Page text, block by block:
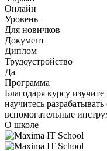
Онлайн
Уровень
Для новичков
Документ
Диплом
Трудоустройство
Да
Программа
Благодаря курсу
научитесь
вспомогательные
О школе